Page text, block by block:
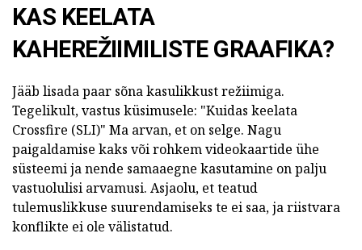
KAS KEELATA
KAHEREŽIIMILISTE GRAAFIKA?
Jääb lisada paar sõna kasulikkust režiimiga.
Tegelikult, vastus küsimusele: "Kuidas keelata
Crossfire (SLI)" Ma arvan, et on selge. Nagu
paigaldamise kaks või rohkem videokaartide ühe
süsteemi ja nende samaaegne kasutamine on palju
vastuolulisi arvamusi. Asjaolu, et teatud
tulemuslikkuse suurendamiseks te ei saa, ja riistvara
konflikte ei ole välistatud.